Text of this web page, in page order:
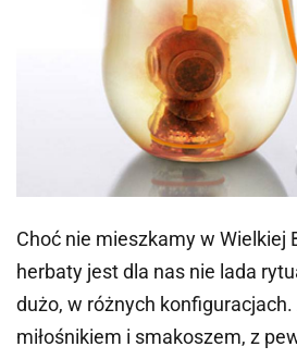
Choć nie mieszkamy w Wielkiej
herbaty jest dla nas nie lada
dużo, w różnych
miłośnikiem i smakoszem, z